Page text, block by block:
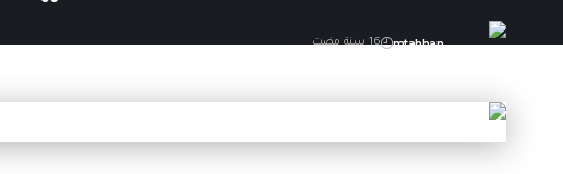
mtahhan 16 سنة مضت